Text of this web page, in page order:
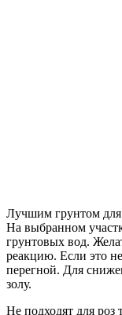
Лучшим грунтом для
На выбранном
грунтовых вод.
реакцию. Если это
перегной. Для
золу.
Не подходят для